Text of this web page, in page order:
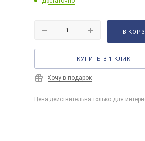
В
КУПИТЬ В 1 КЛИК
Хочу в подарок
Цена действительна только для